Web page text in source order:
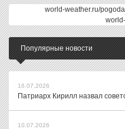
world-weather.ru/
Популярные новости
16.07.2026
Патриарх Кирилл назвал
10.07.2026